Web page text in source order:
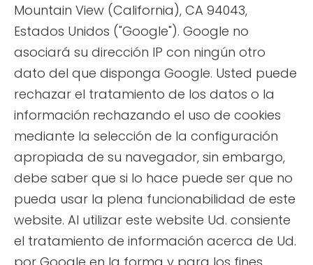
Mountain View (California), CA 94043,
Estados Unidos ("Google"). Google no
asociará su dirección IP con ningún otro
dato del que disponga Google. Usted puede
rechazar el tratamiento de los datos o la
información rechazando el uso de cookies
mediante la selección de la configuración
apropiada de su navegador, sin embargo,
debe saber que si lo hace puede ser que no
pueda usar la plena funcionabilidad de este
website. Al utilizar este website Ud. consiente
el tratamiento de información acerca de Ud.